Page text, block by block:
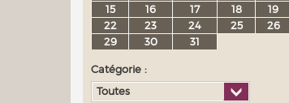
15
16 17 18 19
22
23 24 25 26
29
30 31
Catégorie :
Toutes